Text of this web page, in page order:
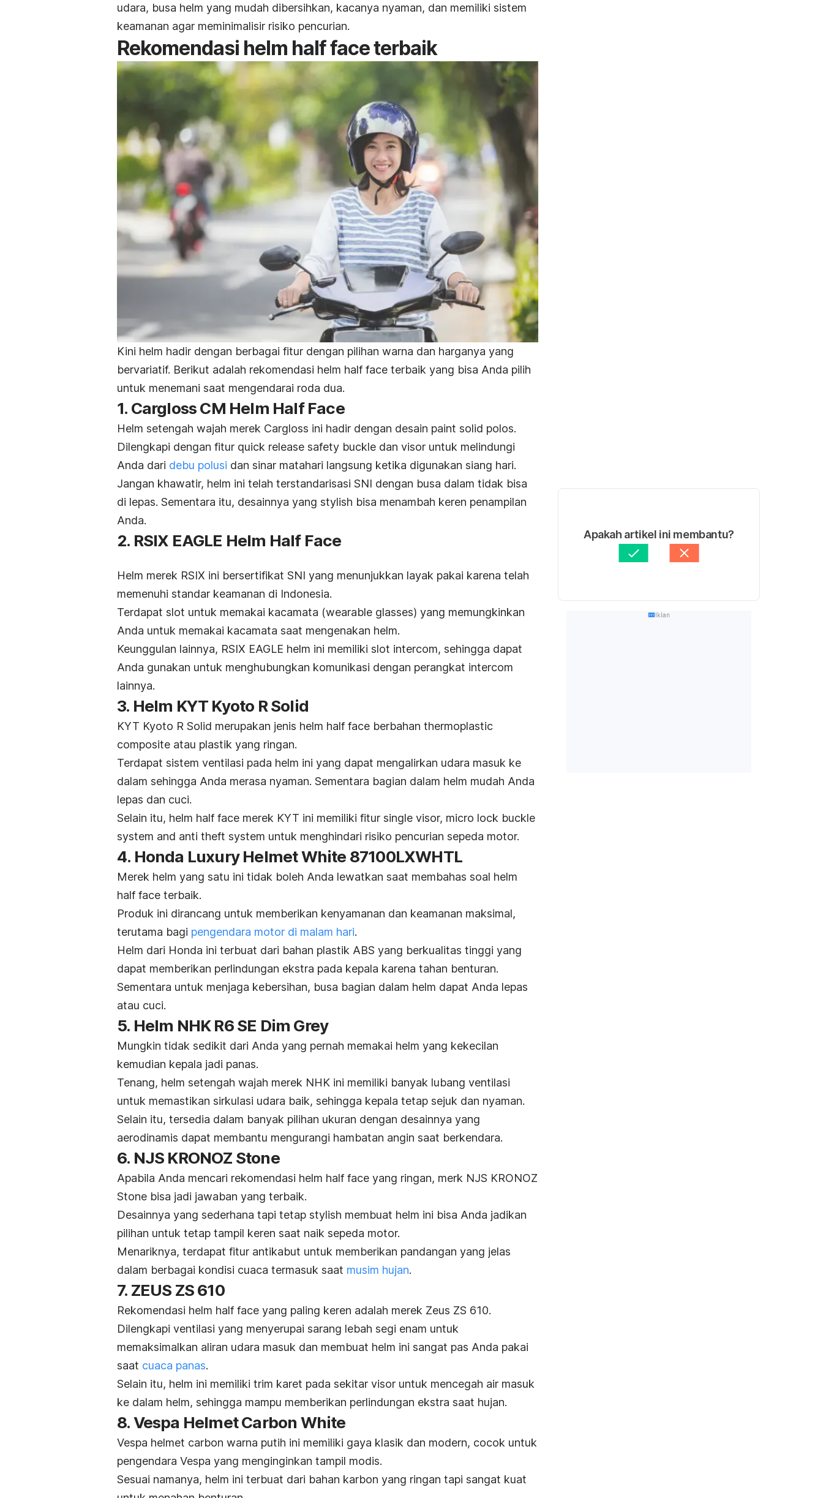
udara, busa helm yang mudah dibersihkan, kacanya nyaman, dan memiliki sistem
keamanan agar meminimalisir risiko pencurian.
Rekomendasi helm half faceterbaik
Kini helm hadir dengan berbagai fitur dengan pilihan warna dan harganya yang
bervariatif. Berikut adalah rekomendasi helm half face terbaik yang bisa Anda pilih
untuk menemani saat mengendarai roda dua.
1. Cargloss CM Helm Half Face
Helm setengah wajah merek Cargloss ini hadir dengan desain paint solid polos.
Dilengkapi dengan fitur quick release safety buckle dan visor untuk melindungi
Anda dari debu polusi dan sinar matahari langsung ketika digunakan siang hari.
Jangan khawatir, helm ini telah terstandarisasi SNI dengan busa dalam tidak bisa
di lepas. Sementara itu, desainnya yang stylish bisa menambah keren penampilan
Anda.
2. RSIX EAGLE Helm Half Face
Helm merek RSIX ini bersertifikat SNI yang menunjukkan layak pakai karena telah
memenuhi standar keamanan di Indonesia.
Terdapat slot untuk memakai kacamata (wearable glasses) yang memungkinkan
Anda untuk memakai kacamata saat mengenakan helm.
Keunggulan lainnya, RSIX EAGLE helm ini memiliki slot intercom, sehingga dapat
Anda gunakan untuk menghubungkan komunikasi dengan perangkat intercom
lainnya.
3. Helm KYT Kyoto R Solid
KYT Kyoto R Solid merupakan jenis helm half face berbahan thermoplastic
composite atau plastik yang ringan.
Terdapat sistem ventilasi pada helm ini yang dapat mengalirkan udara masuk ke
dalam sehingga Anda merasa nyaman. Sementara bagian dalam helm mudah Anda
lepas dan cuci.
Selain itu, helm half face merek KYT ini memiliki fitur single visor, micro lock buckle
system and anti theft system untuk menghindari risiko pencurian sepeda motor.
4. Honda Luxury Helmet White 87100LXWHTL
Merek helm yang satu ini tidak boleh Anda lewatkan saat membahas soal helm
half face terbaik.
Produk ini dirancang untuk memberikan kenyamanan dan keamanan maksimal,
terutama bagi pengendara motor di malam hari.
Helm dari Honda ini terbuat dari bahan plastik ABS yang berkualitas tinggi yang
dapat memberikan perlindungan ekstra pada kepala karena tahan benturan.
Sementara untuk menjaga kebersihan, busa bagian dalam helm dapat Anda lepas
atau cuci.
5. Helm NHK R6 SE Dim Grey
Mungkin tidak sedikit dari Anda yang pernah memakai helm yang kekecilan
kemudian kepala jadi panas.
Tenang, helm setengah wajah merek NHK ini memiliki banyak lubang ventilasi
untuk memastikan sirkulasi udara baik, sehingga kepala tetap sejuk dan nyaman.
Selain itu, tersedia dalam banyak pilihan ukuran dengan desainnya yang
aerodinamis dapat membantu mengurangi hambatan angin saat berkendara.
6. NJS KRONOZ Stone
Apabila Anda mencari rekomendasi helm half face yang ringan, merk NJS KRONOZ
Stone bisa jadi jawaban yang terbaik.
Desainnya yang sederhana tapi tetap stylish membuat helm ini bisa Anda jadikan
pilihan untuk tetap tampil keren saat naik sepeda motor.
Menariknya, terdapat fitur antikabut untuk memberikan pandangan yang jelas
dalam berbagai kondisi cuaca termasuk saat musim hujan.
7. ZEUS ZS 610
Rekomendasi helm half face yang paling keren adalah merek Zeus ZS 610.
Dilengkapi ventilasi yang menyerupai sarang lebah segi enam untuk
memaksimalkan aliran udara masuk dan membuat helm ini sangat pas Anda pakai
saat cuaca panas.
Selain itu, helm ini memiliki trim karet pada sekitar visor untuk mencegah air masuk
ke dalam helm, sehingga mampu memberikan perlindungan ekstra saat hujan.
8. Vespa Helmet Carbon White
Vespa helmet carbon warna putih ini memiliki gaya klasik dan modern, cocok untuk
pengendara Vespa yang menginginkan tampil modis.
Sesuai namanya, helm ini terbuat dari bahan karbon yang ringan tapi sangat kuat
Apakah artikel ini membantu?
Iklan